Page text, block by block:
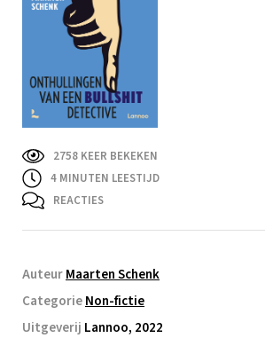
2758 KEER BEKEKEN
4 MINUTEN LEESTIJD
REACTIES
AuteurMaarten Schenk
CategorieNon-fictie
Uitgeverij Lannoo, 2022